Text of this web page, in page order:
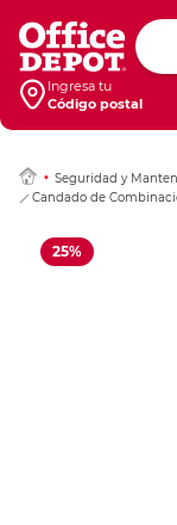
Ingresa tu
Código postal
Seguridad y
Candado de
25%